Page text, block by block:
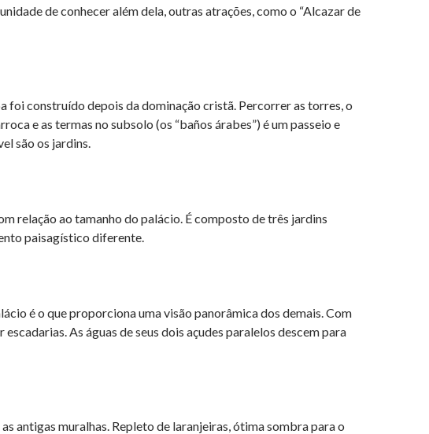
de conhecer além dela, outras atrações, como o “Alcazar de
foi construído depois da dominação cristã. Percorrer as torres, o
e as termas no subsolo (os “baños árabes”) é um passeio e
são os jardins.
relação ao tamanho do palácio. É composto de três jardins
paisagístico diferente.
é o que proporciona uma visão panorâmica dos demais. Com
As águas de seus dois açudes paralelos descem para
antigas muralhas. Repleto de laranjeiras, ótima sombra para o